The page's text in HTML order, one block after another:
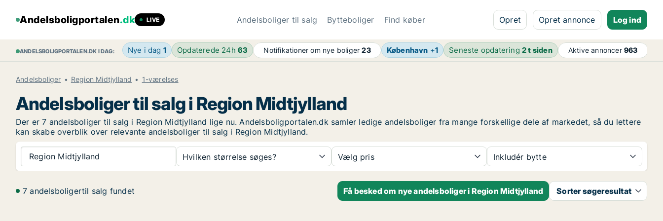
Andelsboligportalen.dk LIVE Andelsboliger til salg Bytteboliger Find køber Opret Opret annonce Log ind
ANDELSBOLIGPORTALEN.DK I DAG: Nye i dag 1 Opdaterede 24h63 Notifikationer om nye boliger23 København +1 Seneste opdatering2 t siden Aktive annoncer963
Andelsboliger Region Midtjylland 1-værelses
Andelsboliger til salg i Region Midtjylland
Der er 7 andelsboliger til salg i Region Midtjylland lige nu. Andelsboligportalen.dk samler ledige andelsboliger fra mange forskellige dele af markedet, så du lettere
kan skabe overblik over relevante andelsboliger til salg i Region Midtjylland.
Region Midtjylland Hvilken størrelse søges? Vælg pris Inkludér bytte
7 andelsboligertil salg fundet Få besked om nye andelsboliger i Region Midtjylland Sorter søgeresultat